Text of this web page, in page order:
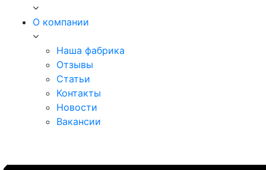
О компании
Наша фабрика
Отзывы
Статьи
Контакты
Новости
Вакансии